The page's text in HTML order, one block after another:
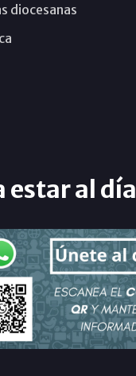
diocesanas
estar al día